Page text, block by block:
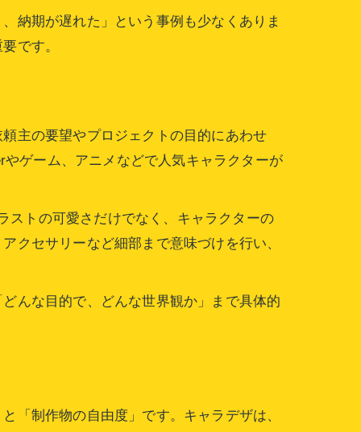
納期が遅れた」という事例も少なくありま
です。
主の要望やプロジェクトの目的にあわせ
ゲーム、アニメなどで人気キャラクターが
ストの可愛さだけでなく、キャラクターの
クセサリーなど細部まで意味づけを行い、
んな目的で、どんな世界観か」まで具体的
「制作物の自由度」です。キャラデザは、